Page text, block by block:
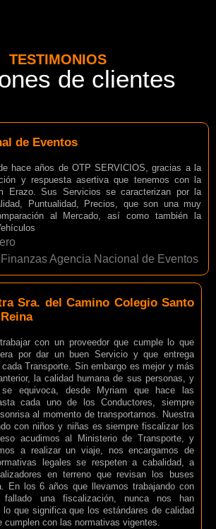
TESTIMONIOS
de clientes
de Eventos
hace años de OTP SERVICIOS, gracias a la
y respuesta asertiva que tenemos con la
Erazo. Sus Servicios se caracterizan por la
Puntualidad, Precios, que son una muy
al Mercado, así como también la
Agencia Nacional de Eventos
Sra. del Camino Colegio Santo
con un proveedor que cumple lo que
por dar un buen Servicio y que entrega
Transporte. Sin embargo es mejor y más
la calidad humana de sus personas, y
equivoca, desde Myriam que hace las
cada uno de los Conductores, siempre
al momento de transportarnos. Nuestra
con niños y niñas es siempre fiscalizar los
acudimos al Ministerio de Transporte, y
a realizar un viaje, nos encargamos de
legales se respeten a cabalidad, a
en terreno que revisan los buses
En los 6 años que llevamos trabajando con
una fiscalización, nunca nos han
lo que significa que los estándares de calidad
cumplen con las normativas vigentes.